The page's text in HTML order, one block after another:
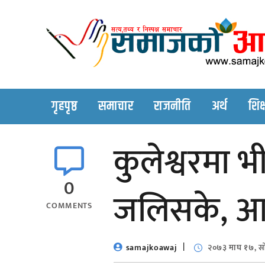
गृहपृष्ठ समाचार राजनीति अर्थ
0
COMMENTS
कुलेश्वरमा
जलिसके,
samajkoawaj २०७३ माघ १७,